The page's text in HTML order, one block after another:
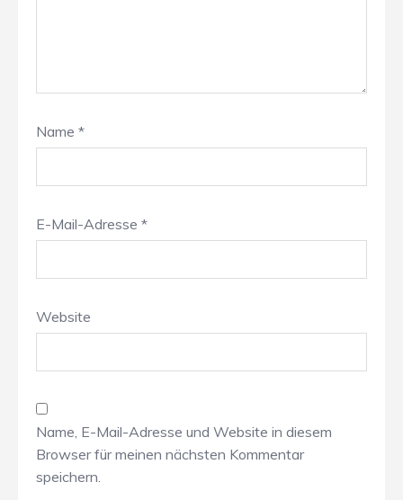
Name *
E-Mail-Adresse *
Website
Name, E-Mail-Adresse und Website in diesem
Browser für meinen nächsten Kommentar
speichern.